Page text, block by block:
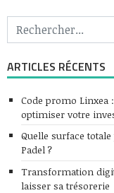
ARTICLES RÉCENTS
Code promo
optimiser votre
Quelle surface
Padel ?
Transformation
laisser sa trésorerie